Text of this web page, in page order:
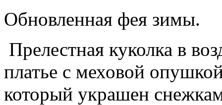
Обновленная фея зимы.
Прелестная куколка в
платье с меховой
который украшен